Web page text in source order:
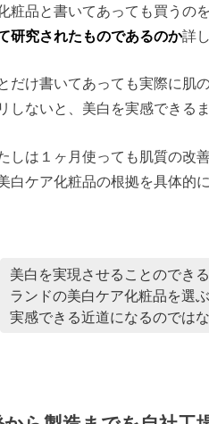
粧品と書いてあっても買うの
研究されたものであるのか詳
だけ書いてあっても実際に肌
しないと、美白を実感できる
しは１ヶ月使っても肌質の改
白ケア化粧品の根拠を具体的
美白を実現させることのでき
ランドの美白ケア化粧品を選
実感できる近道になるのでは